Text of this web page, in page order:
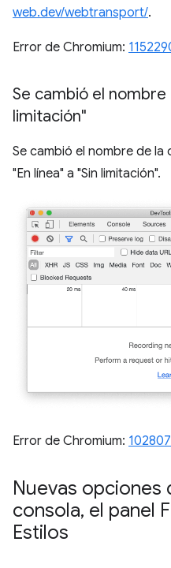
web.dev/webtransport/.
Error de Chromium:
Se cambió el nombre
limitación"
Se cambió el nombre de
"En línea" a "Sin limitación".
Error de Chromium:
Nuevas opciones
consola, el panel
Estilos